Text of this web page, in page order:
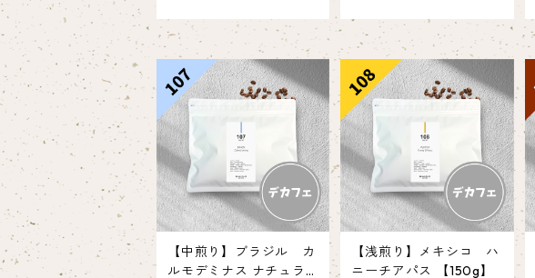
【中煎り】ブラジル カ
ルモデミナス ナチュラ
【浅煎り】メキシコ ハ
ニーチアパス 【150g】